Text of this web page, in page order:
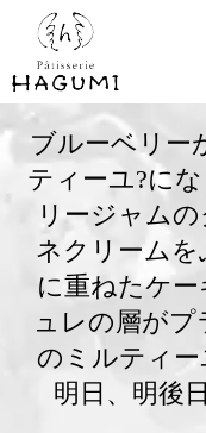
ブルーベリー
ティーユ?に
リージャム
ネクリーム
に重ねたケ
ュレの層が
のミルティ
明日、明後